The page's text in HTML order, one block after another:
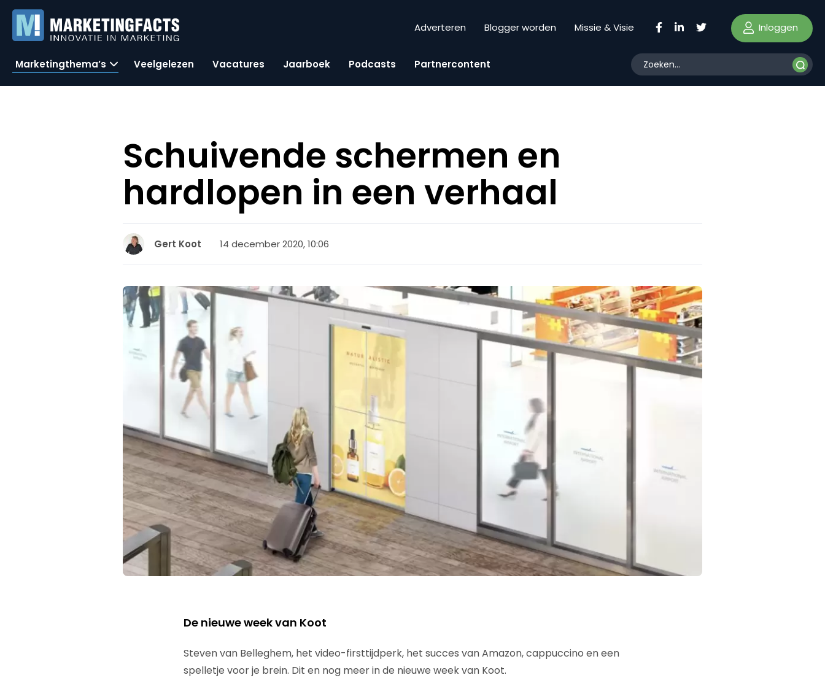
Adverteren Blogger worden Missie & Visie Inloggen
Marketingthema’s Veelgelezen Vacatures Jaarboek Podcasts Partnercontent
Schuivende schermen en
hardlopen in een verhaal
Gert Koot 14 december 2020, 10:06
De nieuwe week van Koot
Steven van Belleghem, het video-firsttijdperk, het succes van Amazon, cappuccino en een
spelletje voor je brein. Dit en nog meer in de nieuwe week van Koot.